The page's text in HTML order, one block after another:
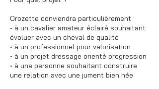
Orozette conviendra particulièrement :
• à un cavalier amateur éclairé souhaitant
évoluer avec un cheval de qualité
• à un professionnel pour valorisation
• à un projet dressage orienté progression
• à une personne souhaitant construire
une relation avec une jument bien née